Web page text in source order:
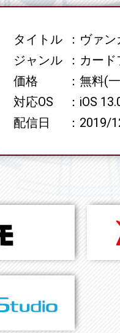
SPECタイトル
ヴァン
ジャンル
カード
価格
無料(
対応OS
iOS
配信日
2019/